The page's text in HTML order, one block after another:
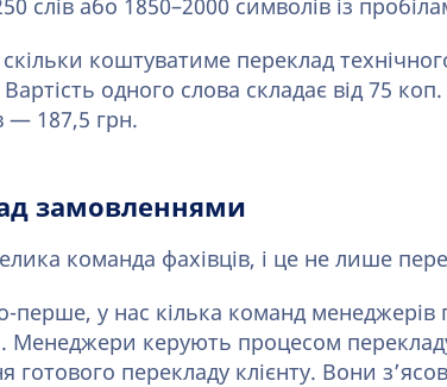
слів або 1850–2000 символів із
коштуватиме переклад
Вартість одного слова складає від 75
— 187,5 грн.
замовленнями
команда фахівців, і це не лише
перше, у нас кілька команд менеджерів
Менеджери керують процесом
готового перекладу клієнту. Вони